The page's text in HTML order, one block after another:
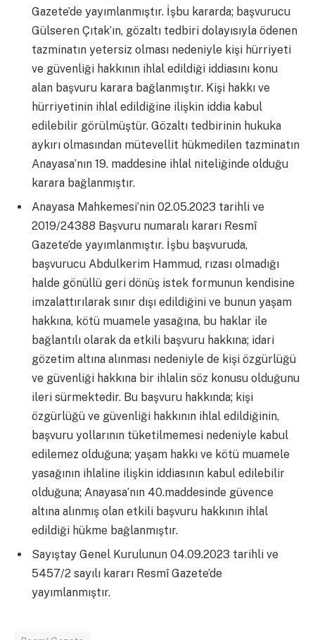
Gazete’de yayımlanmıştır. İşbu kararda; başvurucu
Gülseren Çıtak’ın, gözaltı tedbiri dolayısıyla ödenen
tazminatın yetersiz olması nedeniyle kişi hürriyeti
ve güvenliği hakkının ihlal edildiği iddiasını konu
alan başvuru karara bağlanmıştır. Kişi hakkı ve
hürriyetinin ihlal edildiğine ilişkin iddia kabul
edilebilir görülmüştür. Gözaltı tedbirinin hukuka
aykırı olmasından mütevellit hükmedilen tazminatın
Anayasa’nın 19. maddesine ihlal niteliğinde olduğu
karara bağlanmıştır.
Anayasa Mahkemesi’nin 02.05.2023 tarihli ve
2019/24388 Başvuru numaralı kararı Resmî
Gazete’de yayımlanmıştır. İşbu başvuruda,
başvurucu Abdulkerim Hammud, rızası olmadığı
halde gönüllü geri dönüş istek formunun kendisine
imzalattırılarak sınır dışı edildiğini ve bunun yaşam
hakkına, kötü muamele yasağına, bu haklar ile
bağlantılı olarak da etkili başvuru hakkına; idari
gözetim altına alınması nedeniyle de kişi özgürlüğü
ve güvenliği hakkına bir ihlalin söz konusu olduğunu
ileri sürmektedir. Bu başvuru hakkında; kişi
özgürlüğü ve güvenliği hakkının ihlal edildiğinin,
başvuru yollarının tüketilmemesi nedeniyle kabul
edilemez olduğuna; yaşam hakkı ve kötü muamele
yasağının ihlaline ilişkin iddiasının kabul edilebilir
olduğuna; Anayasa’nın 40.maddesinde güvence
altına alınmış olan etkili başvuru hakkının ihlal
edildiği hükme bağlanmıştır.
Sayıştay Genel Kurulunun 04.09.2023 tarihli ve
5457/2 sayılı kararı Resmî Gazete’de
yayımlanmıştır.